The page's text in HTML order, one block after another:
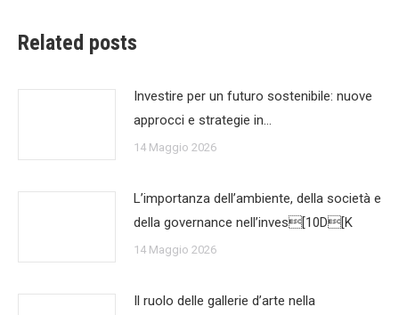
Related posts
Investire per un futuro sostenibile: nuove
approcci e strategie in…
14 Maggio 2026
L’importanza dell’ambiente, della società e
della governance nell’inves[10D[K
14 Maggio 2026
Il ruolo delle gallerie d’arte nella